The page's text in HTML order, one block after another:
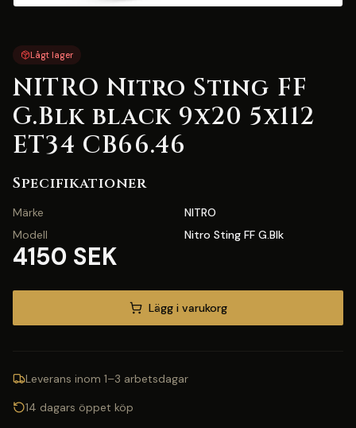
Lågt lager
NITRO Nitro Sting FF
G.Blk black 9x20 5x112
ET34 CB66.46
Specifikationer
Märke
NITRO
Modell
Nitro Sting FF G.Blk
4150 SEK
Lägg i varukorg
Leverans inom 1–3 arbetsdagar
14 dagars öppet köp